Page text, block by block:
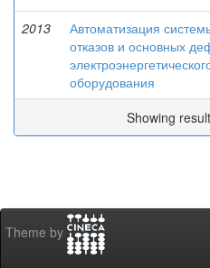
2013
Автоматизация
отказов и основных
оборудования
Showing
Theme by